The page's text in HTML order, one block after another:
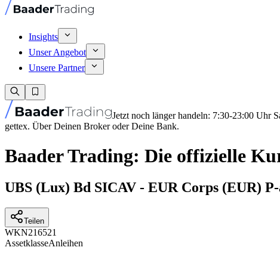
Insights
Unser Angebot
Unsere Partner
Jetzt noch länger handeln: 7:30-23:00 Uhr
gettex. Über Deinen Broker oder Deine Bank.
Baader Trading: Die offizielle
UBS (Lux) Bd SICAV - EUR Corps (EUR)
Teilen
WKN216521
AssetklasseAnleihen